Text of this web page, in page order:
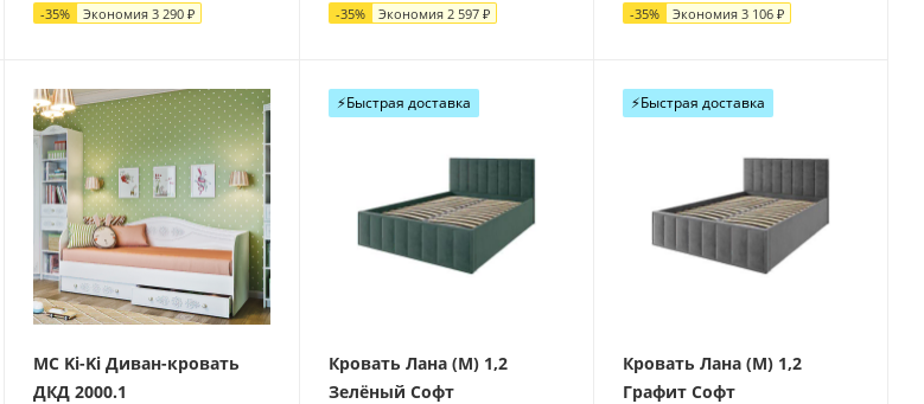
-35% Экономия3 290 ₽ -35% Экономия 2 597₽ -35% Экономия 3 106₽
МС Ki-Ki Диван-кровать
ДКД 2000.1
⚡️Быстрая доставка
Кровать Лана (М) 1,2
Зелёный Софт
⚡️Быстрая доставка
Кровать Лана (М) 1,2
Графит Софт